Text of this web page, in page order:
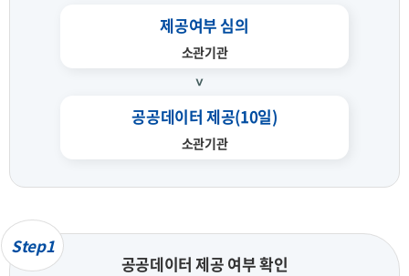
제공여부 심의
소관기관
공공데이터 제공(10일)
소관기관
Step1
공공데이터 제공 여부 확인